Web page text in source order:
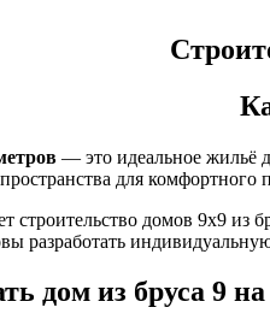
— это идеальное жильё
для
строительство домов 9х9
разработать
дом из бруса 9 на